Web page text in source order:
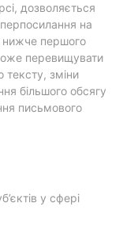
дозволяється
на
першого
перевищувати
тексту, зміни
більшого обсягу
письмового
у сфері